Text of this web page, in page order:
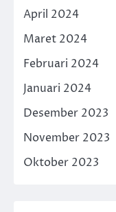
April 2024
Maret 2024
Februari 2024
Januari 2024
Desember 2023
November 2023
Oktober 2023